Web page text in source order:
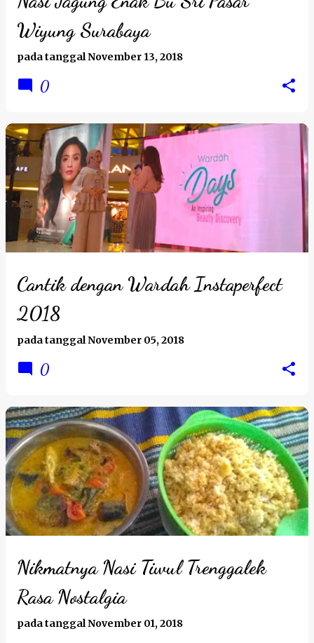
Wiyung Surabaya
pada tanggalNovember 13, 2018
0
Cantik dengan Wardah Instaperfect
2018
pada tanggalNovember 05, 2018
0
Nikmatnya Nasi Tiwul Trenggalek
Rasa Nostalgia
pada tanggalNovember 01, 2018